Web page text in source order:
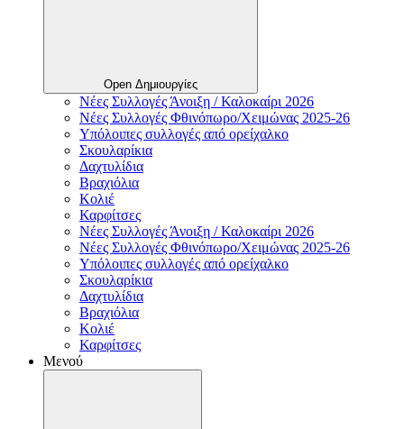
Open Δημιουργίες
Νέες Συλλογές Άνοιξη / Καλοκαίρι 2026
Νέες Συλλογές Φθινόπωρο/Χειμώνας 2025-26
Υπόλοιπες συλλογές από ορείχαλκο
Σκουλαρίκια
Δαχτυλίδια
Βραχιόλια
Κολιέ
Καρφίτσες
Νέες Συλλογές Άνοιξη / Καλοκαίρι 2026
Νέες Συλλογές Φθινόπωρο/Χειμώνας 2025-26
Υπόλοιπες συλλογές από ορείχαλκο
Σκουλαρίκια
Δαχτυλίδια
Βραχιόλια
Κολιέ
Καρφίτσες
Μενού